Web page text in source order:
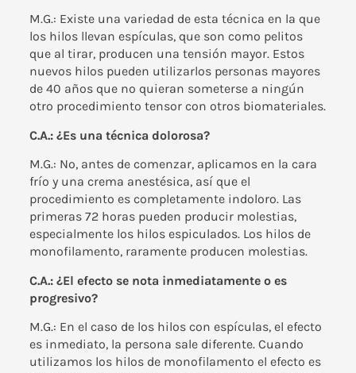
M.G.: Existe una variedad de esta técnica en la que
los hilos llevan espículas, que son como pelitos
que al tirar, producen una tensión mayor. Estos
nuevos hilos pueden utilizarlos personas mayores
de 40 años que no quieran someterse a ningún
otro procedimiento tensor con otros biomateriales.
C.A.: ¿Es una técnica dolorosa?
M.G.: No, antes de comenzar, aplicamos en la cara
frío y una crema anestésica, así que el
procedimiento es completamente indoloro. Las
primeras 72 horas pueden producir molestias,
especialmente los hilos espiculados. Los hilos de
monofilamento, raramente producen molestias.
C.A.: ¿El efecto se nota inmediatamente o es
progresivo?
M.G.: En el caso de los hilos con espículas, el efecto
es inmediato, la persona sale diferente. Cuando
utilizamos los hilos de monofilamento el efecto es